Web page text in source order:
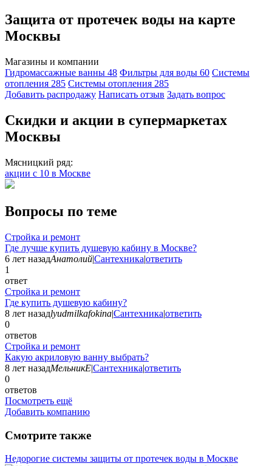
Защита от протечек воды на карте
Москвы
Магазины и компании
Гидромассажные ванны 48 Фильтры для воды 60 Системы
отопления 285 Системы отопления 285
Добавить раcпродажу Написать отзыв Задать вопрос
Скидки и акции в супермаркетах
Москвы
Мясницкий ряд:
акции с 10 в Москве
Вопросы по теме
Стройка и ремонт
Где лучше купить душевую кабину в Москве?
6 лет назадАнатолий|Сантехника|ответить
1
ответ
Стройка и ремонт
Где купить душевую кабину?
8 лет назадlyudmilkafokina|Сантехника|ответить
0
ответов
Стройка и ремонт
Какую акриловую ванну выбрать?
8 лет назадМельникЕ|Сантехника|ответить
0
ответов
Посмотреть ещё
Добавить компанию
Смотрите также
Недорогие системы защиты от протечек воды в Москве